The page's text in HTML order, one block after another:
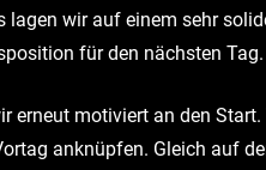
lagen wir auf einem sehr
für den nächsten Tag.
erneut motiviert an den
anknüpfen. Gleich auf